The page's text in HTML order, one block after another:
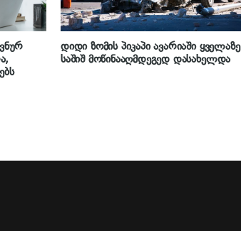
დიდი ზომის პიკაპი ავარიაში ყველაზე
საშიშ მოწინააღმდეგედ დასახელდა